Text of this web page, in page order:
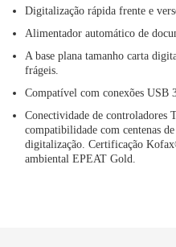
Digitalização rápida frente e
Alimentador automático de
A base plana tamanho carta
frágeis.
Compatível com conexões USB
Conectividade de controladores
compatibilidade com centenas
digitalização. Certificação
ambiental EPEAT Gold.